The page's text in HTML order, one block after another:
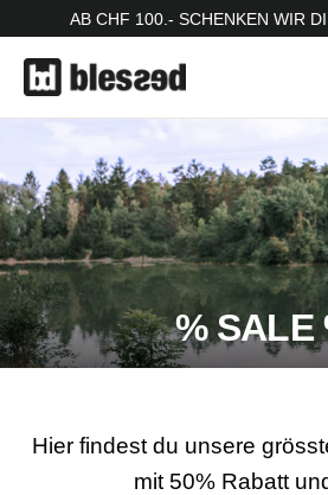
content
AB CHF 100.- SCHENKEN WIR
% SALE
Hier findest du unsere
mit 50% Rabatt